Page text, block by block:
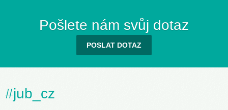
Pošlete nám svůj dotaz
POSLAT DOTAZ
#jub_cz